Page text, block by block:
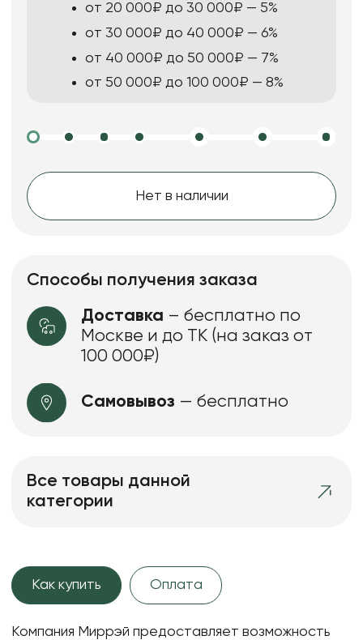
от 20 000₽ до 30 000₽ — 5%
от 30 000₽ до 40 000₽ — 6%
от 40 000₽ до 50 000₽ — 7%
от 50 000₽ до 100 000₽ — 8%
Нет в наличии
Способы получения заказа
Доставка – бесплатно по
Москве и до ТК (на заказ от
100 000₽)
Самовывоз — бесплатно
Все товары данной
категории
Как купить Оплата
Компания Миррэй предоставляет возможность